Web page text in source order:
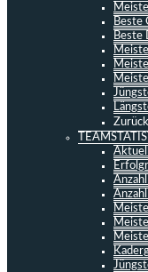
Beste
Beste
Zurück